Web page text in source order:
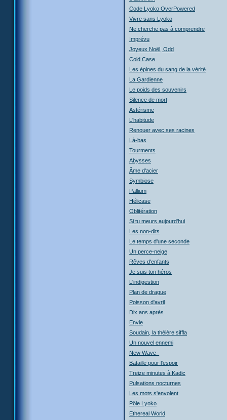
Code Lyoko OverPowered
Vivre sans Lyoko
Ne cherche pas à comprendre
Imprévu
Joyeux Noël, Odd
Cold Case
Les épines du sang de la vérité
La Gardienne
Le poids des souvenirs
Silence de mort
Astérisme
L'habitude
Renouer avec ses racines
Là-bas
Tourments
Abysses
Âme d'acier
Symbiose
Pallium
Hélicase
Oblitération
Si tu meurs aujourd'hui
Les non-dits
Le temps d'une seconde
Un perce-neige
Rêves d'enfants
Je suis ton héros
L'indigestion
Plan de drague
Poisson d'avril
Dix ans après
Envie
Soudain, la théière siffla
Un nouvel ennemi
New Wave_
Bataille pour l'espoir
Treize minutes à Kadic
Pulsations nocturnes
Les mots s'envolent
Pôle Lyoko
Ethereal World